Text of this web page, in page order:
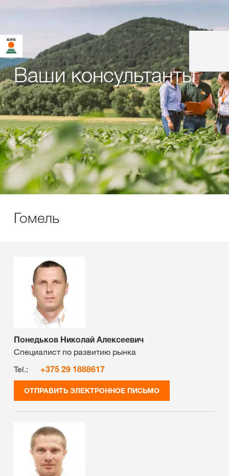
Ваши консультанты
Гомель
Понедьков Николай Алексеевич
Специалист по развитию рынка
Tel.:
+375 29 1888617
ОТПРАВИТЬ ЭЛЕКТРОННОЕ ПИСЬМО